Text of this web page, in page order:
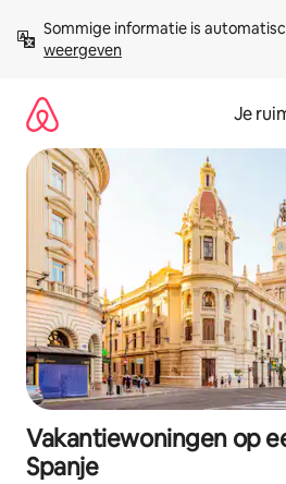
direct
naar
Sommige informatie is
weergeven
Je
Vakantiewoningen op
Spanje